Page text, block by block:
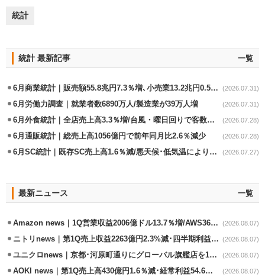
統計
統計 最新記事 一覧
6月商業統計｜販売額55.8兆円7.3％増､小売業13.2兆円0.5％増 (2026.07.31)
6月労働力調査｜就業者数6890万人/製造業が39万人増 (2026.07.31)
6月外食統計｜全店売上高3.3％増/台風・曜日回りで客数失速も単価上昇が下支え (2026.07.28)
6月通販統計｜総売上高1056億円で前年同月比2.6％減少 (2026.07.28)
6月SC統計｜既存SC売上高1.6％減/悪天候･低気温により夏物不振 (2026.07.27)
最新ニュース 一覧
Amazon news｜1Q営業収益2006億ドル13.7％増/AWS36.8％％増が貢献 (2026.08.07)
ニトリnews｜第1Q売上収益2263億円2.3%減･四半期利益1.4％減 (2026.08.07)
ユニクロnews｜京都･河原町通りにグローバル旗艦店を11/6開設 (2026.08.07)
AOKI news｜第1Q売上高430億円1.6％減･経常利益54.6％減 (2026.08.07)